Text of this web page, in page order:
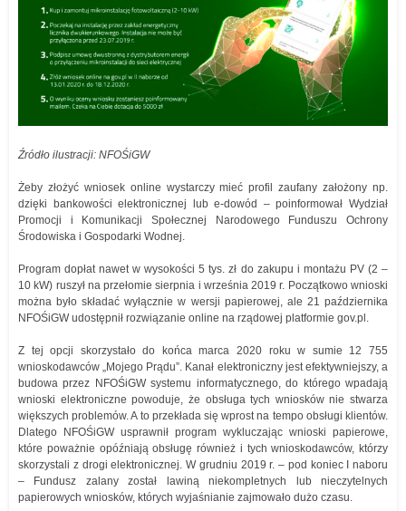
Źródło ilustracji: NFOŚiGW
Żeby złożyć wniosek online wystarczy mieć profil zaufany założony np.
dzięki bankowości elektronicznej lub e-dowód – poinformował Wydział
Promocji i Komunikacji Społecznej Narodowego Funduszu Ochrony
Środowiska i Gospodarki Wodnej.
Program dopłat nawet w wysokości 5 tys. zł do zakupu i montażu PV (2 –
10 kW) ruszył na przełomie sierpnia i września 2019 r. Początkowo wnioski
można było składać wyłącznie w wersji papierowej, ale 21 października
NFOŚiGW udostępnił rozwiązanie online na rządowej platformie gov.pl.
Z tej opcji skorzystało do końca marca 2020 roku w sumie 12 755
wnioskodawców „Mojego Prądu”. Kanał elektroniczny jest efektywniejszy, a
budowa przez NFOŚiGW systemu informatycznego, do którego wpadają
wnioski elektroniczne powoduje, że obsługa tych wniosków nie stwarza
większych problemów. A to przekłada się wprost na tempo obsługi klientów.
Dlatego NFOŚiGW usprawnił program wykluczając wnioski papierowe,
które poważnie opóźniają obsługę również i tych wnioskodawców, którzy
skorzystali z drogi elektronicznej. W grudniu 2019 r. – pod koniec I naboru
– Fundusz zalany został lawiną niekompletnych lub nieczytelnych
papierowych wniosków, których wyjaśnianie zajmowało dużo czasu.